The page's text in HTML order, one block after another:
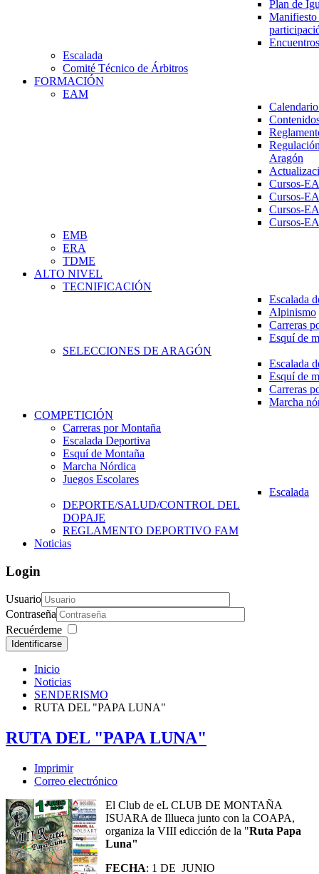
Plan de
Escalada
Comité Técnico de Árbitros
FORMACIÓN
EAM
Aragón
Cursos-
Cursos-
Cursos-
Cursos-
EMB
ERA
TDME
ALTO NIVEL
TECNIFICACIÓN
Escalada
Alpinismo
Carreras
Esquí de
SELECCIONES DE ARAGÓN
Escalada
Esquí de
Carreras
Marcha
COMPETICIÓN
Carreras por Montaña
Escalada Deportiva
Esquí de Montaña
Marcha Nórdica
Juegos Escolares
Escalada
DEPORTE/SALUD/CONTROL DEL
DOPAJE
REGLAMENTO DEPORTIVO FAM
Noticias
Login
Usuario
Contraseña
Recuérdeme
Identificarse
Inicio
Noticias
SENDERISMO
RUTA DEL "PAPA LUNA"
RUTA DEL "PAPA LUNA"
Imprimir
Correo electrónico
El Club de eL CLUB DE MONTAÑA
ISUARA de Illueca junto con la COAPA,
organiza la VIII edicción de la "Ruta Papa
Luna"
FECHA: 1 DE JUNIO